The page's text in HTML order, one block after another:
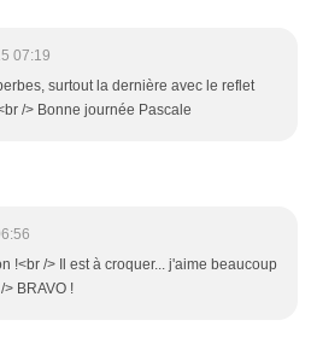
07:19
surtout la dernière avec le reflet
/> Bonne journée Pascale
!<br /> Il est à croquer... j'aime beaucoup
> BRAVO !